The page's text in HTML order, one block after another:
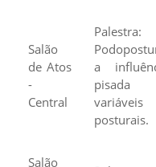
Salão
de Atos
-
Central
Palestra:
a
variáveis
posturais.
Salão